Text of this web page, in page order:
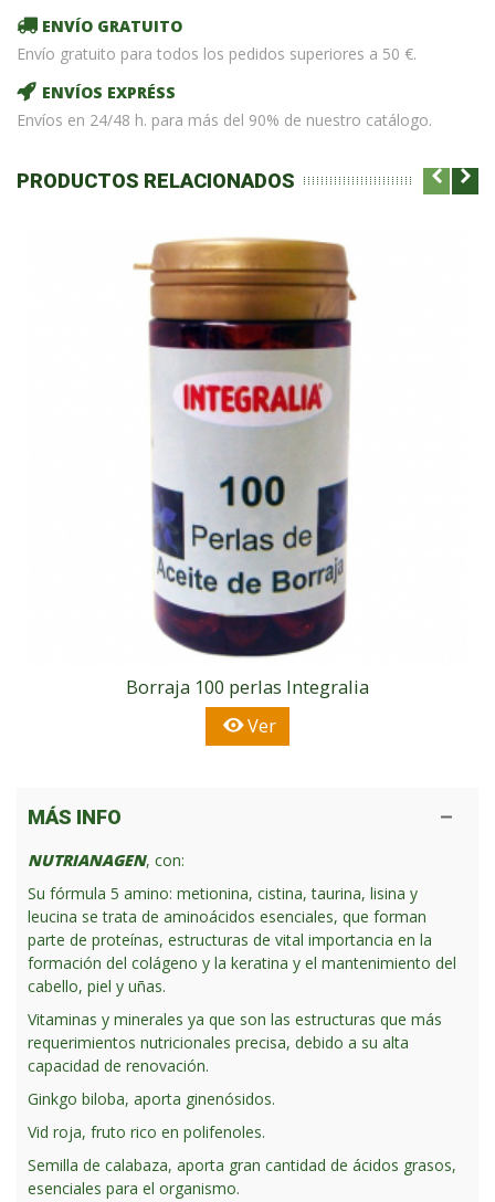
ENVÍO GRATUITO
Envío gratuito para todos los pedidos superiores a 50 €.
ENVÍOS EXPRÉSS
Envíos en 24/48 h. para más del 90% de nuestro catálogo.
PRODUCTOS RELACIONADOS
Borraja 100 perlas Integralia
Ver
MÁS INFO
NUTRIANAGEN, con:
Su fórmula 5 amino: metionina, cistina, taurina, lisina y
leucina se trata de aminoácidos esenciales, que forman
parte de proteínas, estructuras de vital importancia en la
formación del colágeno y la keratina y el mantenimiento del
cabello, piel y uñas.
Vitaminas y minerales ya que son las estructuras que más
requerimientos nutricionales precisa, debido a su alta
capacidad de renovación.
Ginkgo biloba, aporta ginenósidos.
Vid roja, fruto rico en polifenoles.
Semilla de calabaza, aporta gran cantidad de ácidos grasos,
esenciales para el organismo.